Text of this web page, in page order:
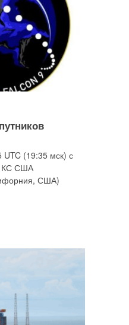
UTC (19:35 мск) с
КС США
США)